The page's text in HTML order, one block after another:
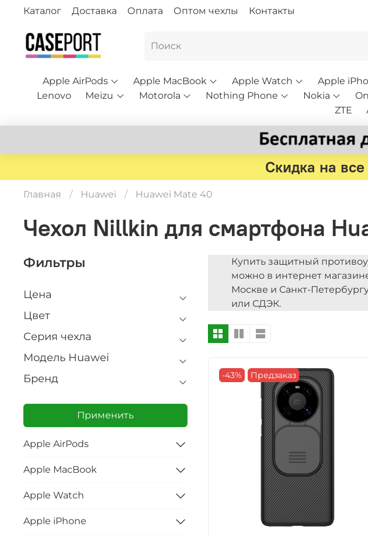
Каталог Доставка Оплата Оптом чехлы Контакты
Apple AirPods Apple MacBook Apple Watch Apple
Lenovo
Meizu Motorola Nothing Phone Nokia
ZTE
Скидка на
Главная Huawei Huawei Mate 40
Чехол Nillkin для смартфона
Купить защитный
можно в интернет
Москве и Санкт-
или СДЭК.
-43% Предзаказ
Фильтры
Цена
Цвет
Серия чехла
Модель Huawei
Бренд
Применить
Apple AirPods
Apple MacBook
Apple Watch
Apple iPhone